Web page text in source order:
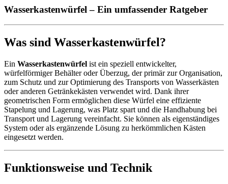
Wasserkastenwürfel – Ein umfassender Ratgeber
Was sind Wasserkastenwürfel?
Ein Wasserkastenwürfel ist ein speziell entwickelter,
würfelförmiger Behälter oder Überzug, der primär zur Organisation,
zum Schutz und zur Optimierung des Transports von Wasserkästen
oder anderen Getränkekästen verwendet wird. Dank ihrer
geometrischen Form ermöglichen diese Würfel eine effiziente
Stapelung und Lagerung, was Platz spart und die Handhabung bei
Transport und Lagerung vereinfacht. Sie können als eigenständiges
System oder als ergänzende Lösung zu herkömmlichen Kästen
eingesetzt werden.
Funktionsweise und Technik